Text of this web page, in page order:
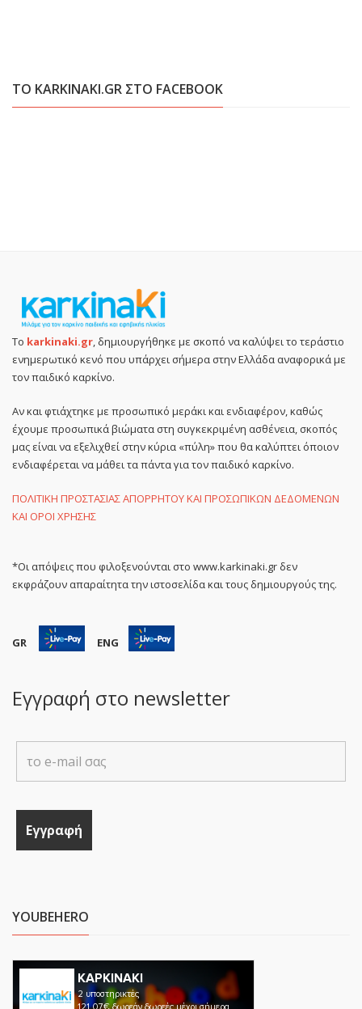
ΤΟ KARKINAKI.GR ΣΤΟ FACEBOOK
Το karkinaki.gr, δημιουργήθηκε με σκοπό να καλύψει το τεράστιο
ενημερωτικό κενό που υπάρχει σήμερα στην Ελλάδα αναφορικά με
τον παιδικό καρκίνο.
Αν και φτιάχτηκε με προσωπικό μεράκι και ενδιαφέρον, καθώς
έχουμε προσωπικά βιώματα στη συγκεκριμένη ασθένεια, σκοπός
μας είναι να εξελιχθεί στην κύρια «πύλη» που θα καλύπτει όποιον
ενδιαφέρεται να μάθει τα πάντα για τον παιδικό καρκίνο.
ΠΟΛΙΤΙΚΗ ΠΡΟΣΤΑΣΙΑΣ ΑΠΟΡΡΗΤΟΥ ΚΑΙ ΠΡΟΣΩΠΙΚΩΝ ΔΕΔΟΜΕΝΩΝ
ΚΑΙ ΟΡΟΙ ΧΡΗΣΗΣ
*Οι απόψεις που φιλοξενούνται στο www.karkinaki.gr δεν
εκφράζουν απαραίτητα την ιστοσελίδα και τους δημιουργούς της.
GR ENG
Εγγραφή στο newsletter
YOUBEHERO